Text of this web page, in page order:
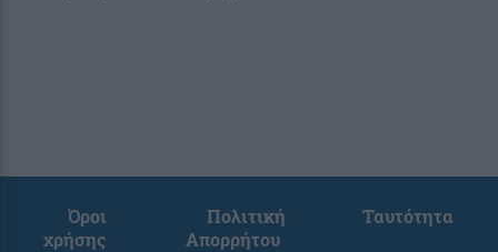
Όροι
χρήσης
Πολιτική
Απορρήτου
Ταυτότητα